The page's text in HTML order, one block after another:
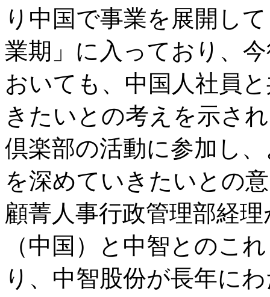
り中国で事業を展開し
業期」に入っており、
おいても、中国人社員
きたいとの考えを示さ
倶楽部の活動に参加し
を深めていきたいとの
顧菁人事行政管理部経
（中国）と中智とのこ
り、中智股份が長年に